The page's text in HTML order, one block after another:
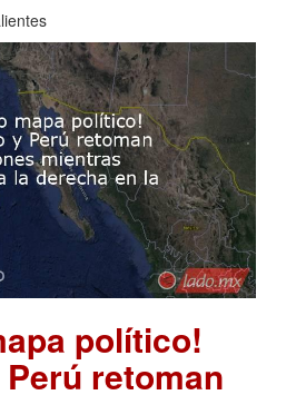
político!
retoman